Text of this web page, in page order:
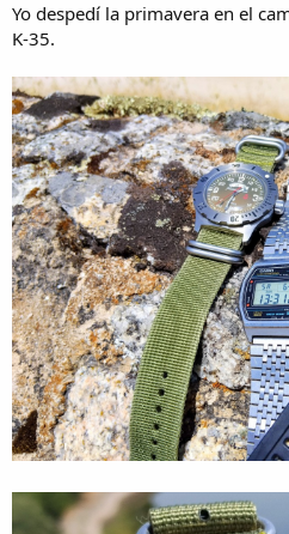
Yo despedí la primavera en el
K-35.